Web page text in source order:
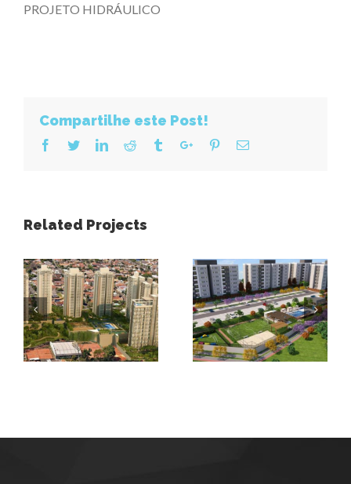
PROJETO HIDRÁULICO
Compartilhe este Post!
Facebook
TwitterLinkedinReddit TumblrGoogle+PinterestEmail
Related Projects
Portfólio –
Projetos – 01
Portfólio –
Projetos – 02